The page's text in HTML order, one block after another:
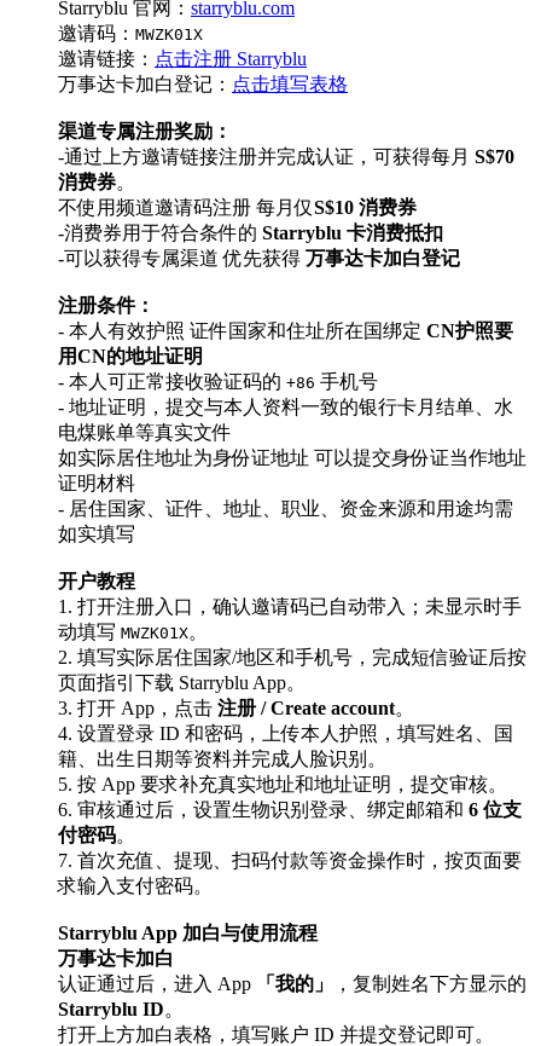
Starryblu 官网： starryblu.com
邀请码： MWZK01X
邀请链接： 点击注册 Starryblu
万事达卡加白登记： 点击填写表格
渠道专属注册奖励：
-通过上方邀请链接注册并完成认证，可获得每月 S$70
消费券。
不使用频道邀请码注册 每月仅S$10 消费券
-消费券用于符合条件的 Starryblu 卡消费抵扣
-可以获得专属渠道 优先获得 万事达卡加白登记
注册条件：
- 本人有效护照 证件国家和住址所在国绑定 CN护照要
用CN的地址证明
- 本人可正常接收验证码的 +86 手机号
- 地址证明，提交与本人资料一致的银行卡月结单、水
电煤账单等真实文件
如实际居住地址为身份证地址 可以提交身份证当作地址
证明材料
- 居住国家、证件、地址、职业、资金来源和用途均需
如实填写
开户教程
1. 打开注册入口，确认邀请码已自动带入；未显示时手
动填写 MWZK01X。
2. 填写实际居住国家/地区和手机号，完成短信验证后按
页面指引下载 Starryblu App。
3. 打开 App，点击 注册 / Create account。
4. 设置登录 ID 和密码，上传本人护照，填写姓名、国
籍、出生日期等资料并完成人脸识别。
5. 按 App 要求补充真实地址和地址证明，提交审核。
6. 审核通过后，设置生物识别登录、绑定邮箱和 6 位支
付密码。
7. 首次充值、提现、扫码付款等资金操作时，按页面要
求输入支付密码。
Starryblu App 加白与使用流程
万事达卡加白
认证通过后，进入 App
「我的」
，复制姓名下方显示的
Starryblu ID。
打开上方加白表格，填写账户 ID 并提交登记即可。